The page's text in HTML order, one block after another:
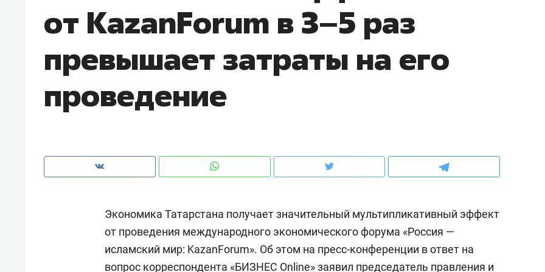
от KazanForum в 3–5 раз
превышает затраты на его
проведение
Экономика Татарстана получает значительный мультипликативный эффект
от проведения международного экономического форума «Россия —
исламский мир: KazanForum». Об этом на пресс-конференции в ответ на
вопрос корреспондента «БИЗНЕС Online» заявил председатель правления и
рынки, почему надо знать аксакалов и
чем интересен Оман?
о трехкратном росте цен, дотошных
клиентах и чудных запросах мастеров
Рекомендуем
Как ГК «МИР ГРУПП» и ВТБ
создают оазис жилого
комфорта под Казанью
Рекомендуем
150 камер до квартиры и Face
ID вместо ключа: какой будет
безопасность в ЖК «Нова»
Рекомендуем
Опыт выживания в
природе, работа
с ментальным и